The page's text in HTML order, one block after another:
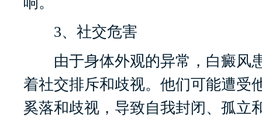
3、社交危害
由于身体外观的异常，白癜风
着社交排斥和歧视。他们可能遭受
奚落和歧视，导致自我封闭、孤立